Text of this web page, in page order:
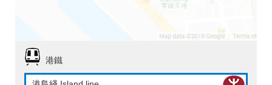
港鐵